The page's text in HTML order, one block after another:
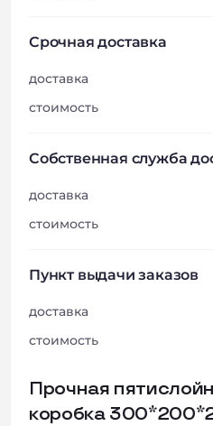
Срочная доставка
доставка
стоимость
Собственная служба
доставка
стоимость
Пункт выдачи заказов
доставка
стоимость
Прочная
коробка